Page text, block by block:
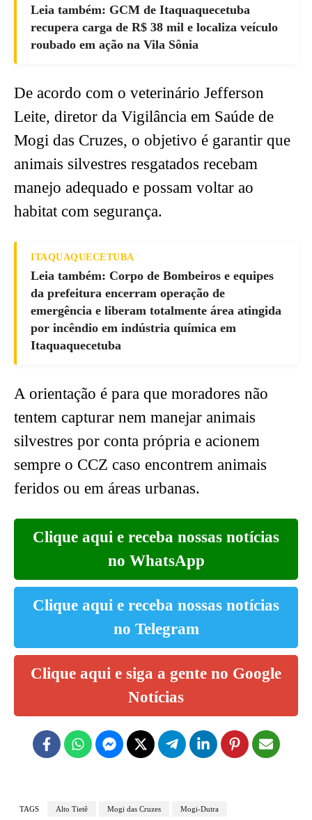
Leia também: GCM de Itaquaquecetuba
recupera carga de R$ 38 mil e localiza veículo
roubado em ação na Vila Sônia
De acordo com o veterinário Jefferson
Leite, diretor da Vigilância em Saúde de
Mogi das Cruzes, o objetivo é garantir que
animais silvestres resgatados recebam
manejo adequado e possam voltar ao
habitat com segurança.
ITAQUAQUECETUBA
Leia também: Corpo de Bombeiros e equipes
da prefeitura encerram operação de
emergência e liberam totalmente área atingida
por incêndio em indústria química em
Itaquaquecetuba
A orientação é para que moradores não
tentem capturar nem manejar animais
silvestres por conta própria e acionem
sempre o CCZ caso encontrem animais
feridos ou em áreas urbanas.
Clique aqui e receba nossas notícias
no WhatsApp
Clique aqui e receba nossas notícias
no Telegram
Clique aqui e siga a gente no Google
Notícias
TAGS Alto Tietê Mogi das Cruzes Mogi-Dutra